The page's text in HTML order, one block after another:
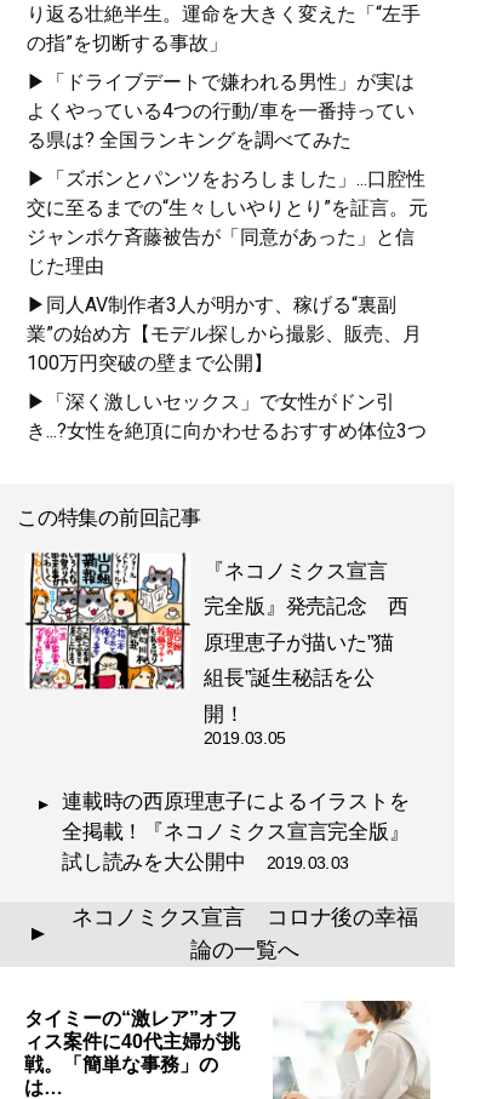
り返る壮絶半生。運命を大きく変えた「“左手
の指”を切断する事故」
▶「ドライブデートで嫌われる男性」が実は
よくやっている4つの行動/車を一番持ってい
る県は? 全国ランキングを調べてみた
▶「ズボンとパンツをおろしました」...口腔性
交に至るまでの“生々しいやりとり”を証言。元
ジャンポケ斉藤被告が「同意があった」と信
じた理由
▶同人AV制作者3人が明かす、稼げる“裏副
業”の始め方【モデル探しから撮影、販売、月
100万円突破の壁まで公開】
▶「深く激しいセックス」で女性がドン引
き...?女性を絶頂に向かわせるおすすめ体位3つ
この特集の前回記事
『ネコノミクス宣言
完全版』発売記念 西
原理恵子が描いた”猫
組長”誕生秘話を公
開！
2019.03.05
連載時の西原理恵子によるイラストを
全掲載！『ネコノミクス宣言完全版』
試し読みを大公開中
2019.03.03
▲
ネコノミクス宣言 コロナ後の幸福
論の一覧へ
タイミーの“激レア”オフ
ィス案件に40代主婦が挑
戦。「簡単な事務」の
は…